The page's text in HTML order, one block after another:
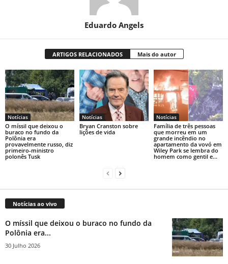
Eduardo Angels
ARTIGOS RELACIONADOS Mais do autor
Notícias
O míssil que deixou o
buraco no fundo da
Polônia era
provavelmente russo, diz
primeiro-ministro
polonês Tusk
Notícias
Bryan Cranston sobre
lições de vida
Notícias
Família de três pessoas
que morreu em um
grande incêndio no
apartamento da vovó em
Wiley Park se lembra do
homem como gentil e...
Notícias ao vivo
O míssil que deixou o buraco no fundo da
Polônia era...
30 Julho 2026